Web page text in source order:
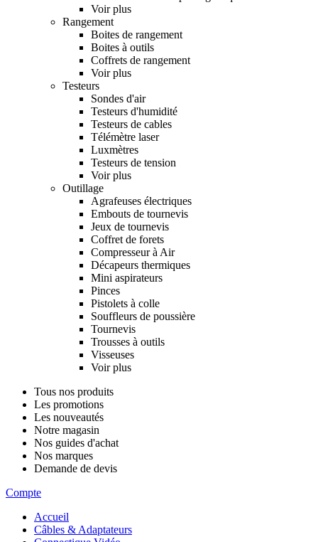
Voir plus
Rangement
Boites de rangement
Boites à outils
Coffrets de rangement
Voir plus
Testeurs
Sondes d'air
Testeurs d'humidité
Testeurs de cables
Télémètre laser
Luxmètres
Testeurs de tension
Voir plus
Outillage
Agrafeuses électriques
Embouts de tournevis
Jeux de tournevis
Coffret de forets
Compresseur à Air
Décapeurs thermiques
Mini aspirateurs
Pinces
Pistolets à colle
Souffleurs de poussière
Tournevis
Trousses à outils
Visseuses
Voir plus
Tous nos produits
Les promotions
Les nouveautés
Notre magasin
Nos guides d'achat
Nos marques
Demande de devis
Compte
Accueil
Câbles & Adaptateurs